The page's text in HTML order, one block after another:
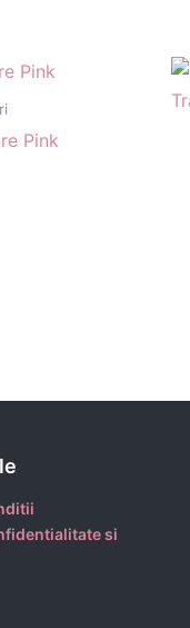
Pink
si